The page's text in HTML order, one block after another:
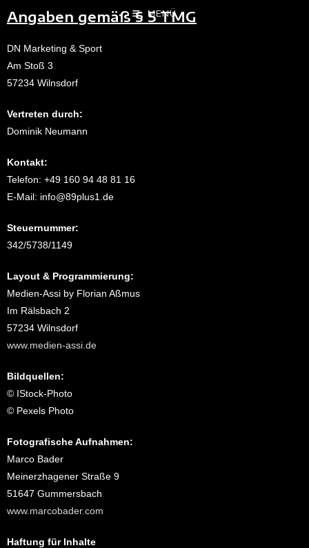
MENÜ
Angaben gemäß § 5 TMG
DN Marketing & Sport
Am Stoß 3
57234 Wilnsdorf
Vertreten durch:
Dominik Neumann
Kontakt:
Telefon: +49 160 94 48 81 16
E-Mail: info@89plus1.de
Steuernummer:
342/5738/1149
Layout & Programmierung:
Medien-Assi by Florian Aßmus
Im Rälsbach 2
57234 Wilnsdorf
www.medien-assi.de
Bildquellen:
© IStock-Photo
© Pexels Photo
Fotografische Aufnahmen:
Marco Bader
Meinerzhagener Straße 9
51647 Gummersbach
www.marcobader.com
Haftung für Inhalte